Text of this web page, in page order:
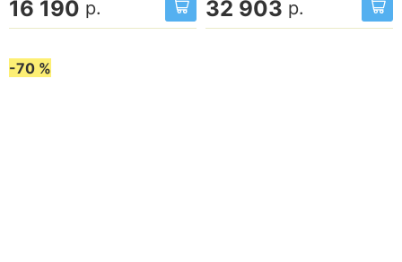
16 190 р. 32 903 р.
-70 %